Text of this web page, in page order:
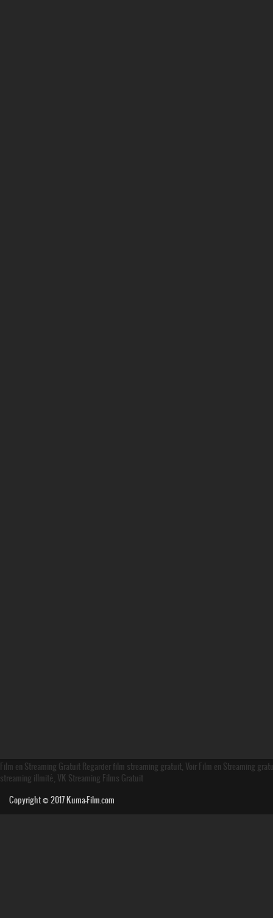
Film en Streaming Gratuit Regarder film streaming gratuit, Voir Film en Streaming
streaming illmité, VK Streaming Films Gratuit
Copyright © 2017Kuma-Film.com